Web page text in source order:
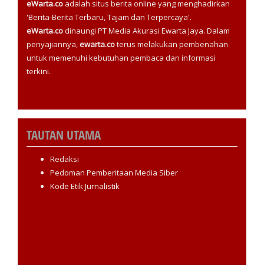
eWarta.co adalah situs berita online yang menghadirkan
'Berita-Berita Terbaru, Tajam dan Terpercaya'.
eWarta.codinaungi PT Media Akurasi Ewarta Jaya. Dalam
penyajiannya,ewarta.coterus melakukan pembenahan
untuk memenuhi kebutuhan pembaca dan informasi
terkini.
TAUTAN UTAMA
Redaksi
Pedoman Pemberitaan Media Siber
Kode Etik Jurnalistik